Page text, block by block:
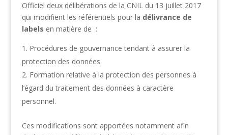
Officiel deux délibérations de la CNIL du 13 juillet 2017
qui modifient les référentiels pour la délivrance de
labels en matière de :
Procédures de gouvernance tendant à assurer la
protection des données.
Formation relative à la protection des personnes à
l’égard du traitement des données à caractère
personnel.
Ces modifications sont apportées notamment afin